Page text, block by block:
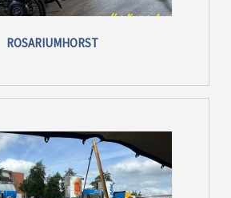
ROSARIUMHORST